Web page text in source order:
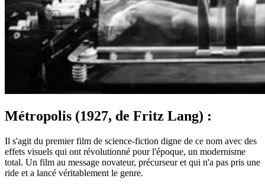
Métropolis (1927, de Fritz Lang) :
Il s'agit du premier film de science-fiction digne de ce nom avec des
effets visuels qui ont révolutionné pour l'époque, un modernisme
total. Un film au message novateur, précurseur et qui n'a pas pris une
ride et a lancé véritablement le genre.